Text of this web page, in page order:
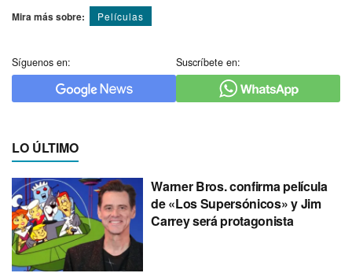
Mira más sobre: Pelí­culas
Síguenos en: Suscríbete en:
LO ÚLTIMO
Warner Bros. confirma película
de «Los Supersónicos» y Jim
Carrey será protagonista